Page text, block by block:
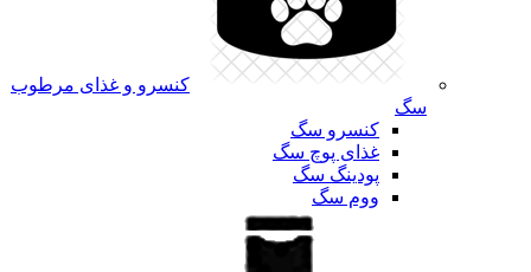
کنسرو و غذای مرطوب
سگ
کنسرو سگ
غذای پوچ سگ
پودینگ سگ
ووم سگ